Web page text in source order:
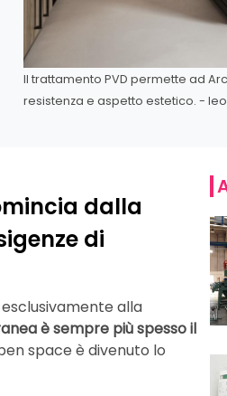
Il trattamento PVD permette ad
resistenza e aspetto estetico. -
dalla
di
alla
è sempre più spesso il
space è divenuto lo